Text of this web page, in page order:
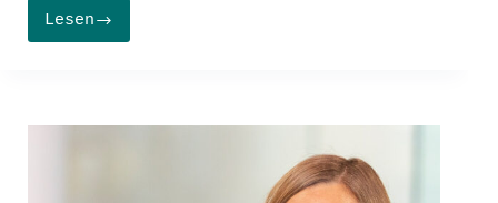
LesenWachstumsbranche
Gaming: